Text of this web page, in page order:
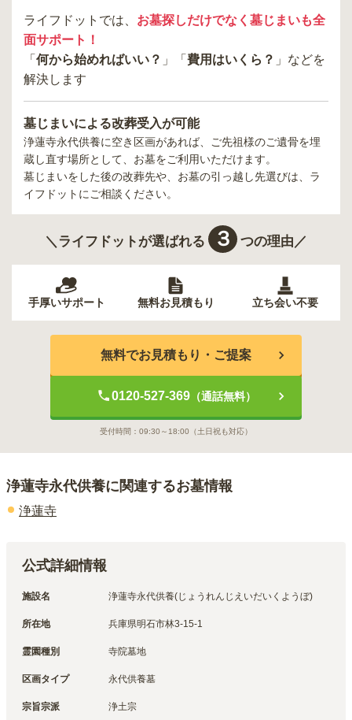
ライフドットでは、 お墓探しだけでなく墓じまいも全
面サポート！
「 何から始めればいい？ 」「 費用はいくら？ 」などを
解決します
墓じまいによる改葬受入が可能
浄蓮寺永代供養に空き区画があれば、ご先祖様のご遺骨を埋
蔵し直す場所として、お墓をご利用いただけます。
墓じまいをした後の改葬先や、お墓の引っ越し先選びは、ラ
イフドットにご相談ください。
＼ライフドットが選ばれる ３ つの理由／
手厚いサポート 無料お見積もり 立ち会い不要
無料でお見積もり・ご提案
0120-527-369（通話無料）
受付時間： 09:30～18:00 （土日祝も対応）
浄蓮寺永代供養に関連するお墓情報
浄蓮寺
公式詳細情報
施設名 浄蓮寺永代供養(じょうれんじえいだいくようぼ)
所在地 兵庫県明石市林3-15-1
霊園種別 寺院墓地
区画タイプ 永代供養墓
宗旨宗派 浄土宗